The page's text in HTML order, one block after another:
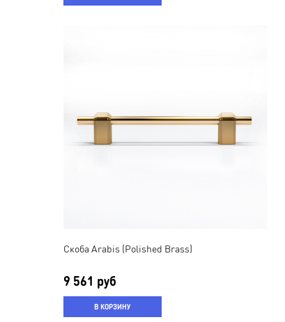
Скоба Arabis (Polished Brass)
9 561 руб
В КОРЗИНУ